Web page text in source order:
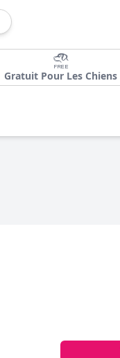
Gratuit Pour Les Chiens